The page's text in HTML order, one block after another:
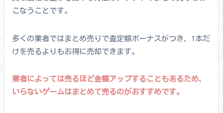
こなうことです。
多くの業者ではまとめ売りで査定額ボーナスがつき、1本だ
けを売るよりもお得に売却できます。
業者によっては売るほど金額アップすることもあるため、
いらないゲームはまとめて売るのがおすすめです。